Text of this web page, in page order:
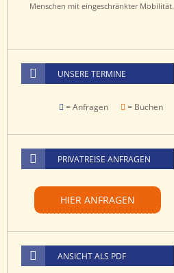
Menschen mit eingeschränkter Mobilität.
UNSERE TERMINE
= Anfragen = Buchen
PRIVATREISE ANFRAGEN
HIER ANFRAGEN
ANSICHT ALS PDF